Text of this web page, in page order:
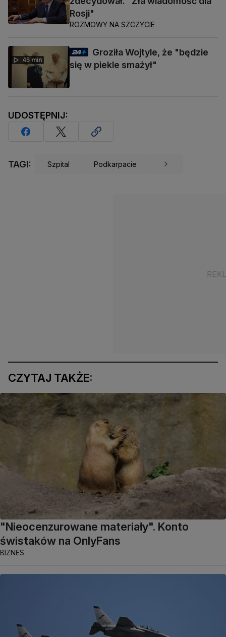
Rosji"
ROZMOWY NA SZCZYCIE
45 min
Groziła Wojtyle, że "będzie
się w piekle smażył"
UDOSTĘPNIJ:
TAGI: Szpital Podkarpacie
CZYTAJ TAKŻE:
"Nieocenzurowane materiały". Konto
świstaków na OnlyFans
BIZNES